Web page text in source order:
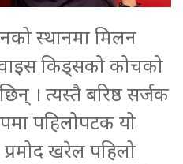
स्थानमा मिलन
किड्सको कोचको
। त्यस्तै बरिष्ठ सर्जक
पहिलोपटक यो
खरेल पहिलो